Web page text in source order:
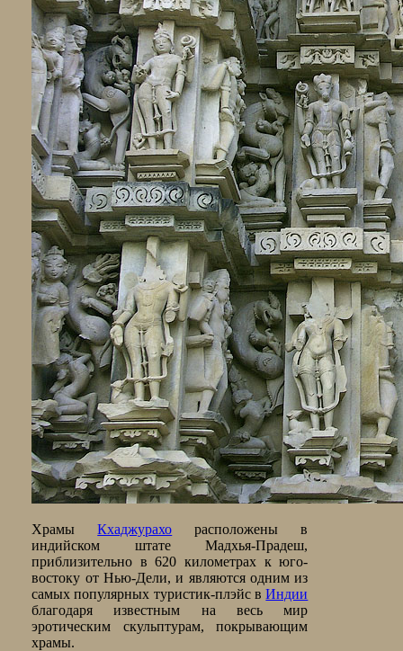
ХрамыКхаджурахо расположены в
индийском штате Мадхья-Прадеш,
приблизительно в 620 километрах к юго-
востоку от Нью-Дели, и являются одним из
самых популярных туристик-плэйс вИндии
благодаря известным на весь мир
эротическим скульптурам, покрывающим
храмы.